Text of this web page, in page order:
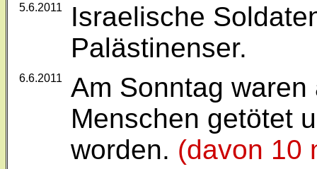
5.6.2011
Israelische
Palästinenser.
6.6.2011
Am Sonntag
Menschen getötet
worden. (davon 10